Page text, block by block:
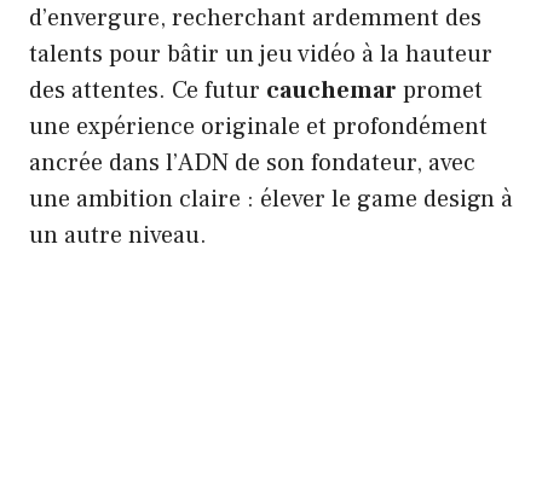
d’envergure, recherchant ardemment des
talents pour bâtir un jeu vidéo à la hauteur
des attentes. Ce futur cauchemar promet
une expérience originale et profondément
ancrée dans l’ADN de son fondateur, avec
une ambition claire : élever le game design à
un autre niveau.